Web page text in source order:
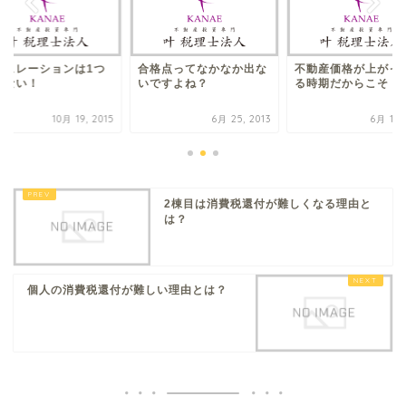
ュレーションは1つ
い！
10月 19, 2015
合格点ってなかなか出な
いですよね？
6月 25, 2013
不動産価格が上がっ
る時期だからこそ！
6月 13,
2棟目は消費税還付が難しくなる理由と
は？
個人の消費税還付が難しい理由とは？